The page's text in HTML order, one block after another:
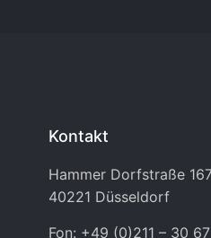
Kontakt
Hammer Dorfstraße
40221 Düsseldorf
Fon: +49 (0)211 – 30